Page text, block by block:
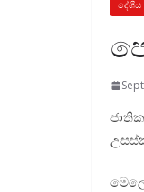
දේශීය